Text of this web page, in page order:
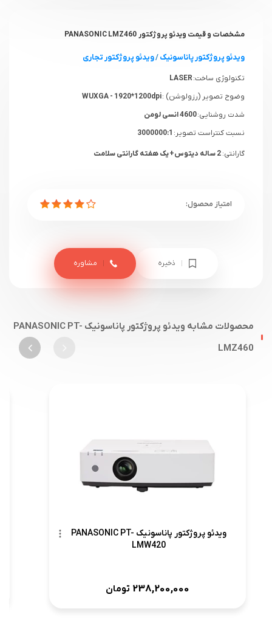
مشخصات و قیمت ویدئو پروژکتور PANASONIC LMZ460
ویدئو پروژکتور پاناسونیک/ویدئو پروژکتور تجاری
تکنولوژی ساخت:LASER
وضوح تصویر (رزولوشن) :WUXGA - 1920*1200dpi
شدت روشنایی:4600 انسی لومن
نسبت کنتراست تصویر:
گارانتی:2 ساله دیتوس+ یک هفته گارانتی سلامت
ذخیره مشاوره
محصولات مشابه ویدئو پروژکتور پاناسونیک PANASONIC PT-
LMZ460
ویدئو پروژکتور پاناسونیک PANASONIC PT-
LMW420
238,200,000 تومان